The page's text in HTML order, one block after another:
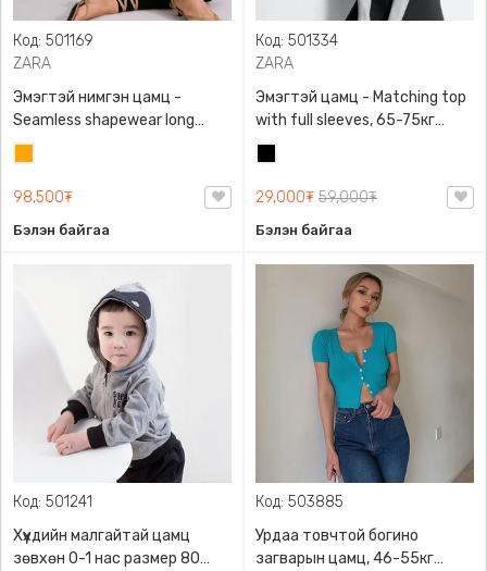
Код: 501169
ZARA
Эмэгтэй нимгэн цамц -
Seamless shapewear long
sleeve t-shirt, 40-60кг жинд
таарна, ZARA, 8779/458/615,
Урт ханцуйтай
98,500₮
Бэлэн байгаа
Код: 501334
ZARA
Эмэгтэй цамц - Matching top
with full sleeves, 65-75кг
жинд таарна, ZARA,
0962/642/800, Задгай
энгэртэй, Урт ханцуйтай,
29,000₮ 59,000₮
Бэлэн байгаа
Код: 501241
Хүүхдийн малгайтай цамц
зөвхөн 0-1 нас размер 80
Код: 503885
Урдаа товчтой богино
загварын цамц, 46-55кг